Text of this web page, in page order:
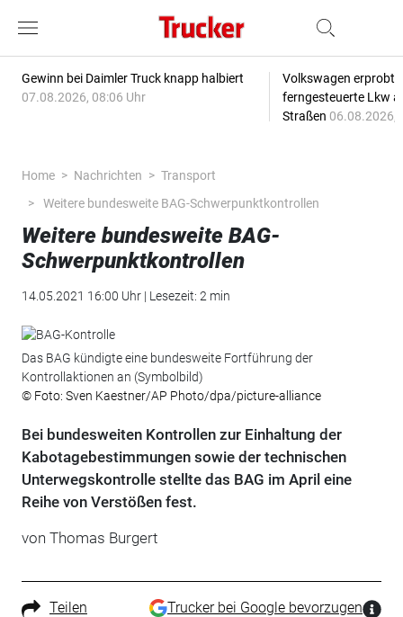
Gewinn bei Daimler Truck knapp halbiert
07.08.2026, 08:06 Uhr
Volkswagen erprobt
ferngesteuerte Lkw
Straßen 06.08.2026,
Home Nachrichten
Transport
Weitere bundesweite BAG-Schwerpunktkontrollen
Weitere bundesweite BAG-
Schwerpunktkontrollen
14.05.2021 16:00 Uhr | Lesezeit: 2 min
Das BAG kündigte eine bundesweite Fortführung der
Kontrollaktionen an (Symbolbild)
© Foto: Sven Kaestner/AP Photo/dpa/picture-alliance
Bei bundesweiten Kontrollen zur Einhaltung der
Kabotagebestimmungen sowie der technischen
Unterwegskontrolle stellte das BAG im April eine
Reihe von Verstößen fest.
von Thomas Burgert
Teilen Trucker bei Google bevorzugen